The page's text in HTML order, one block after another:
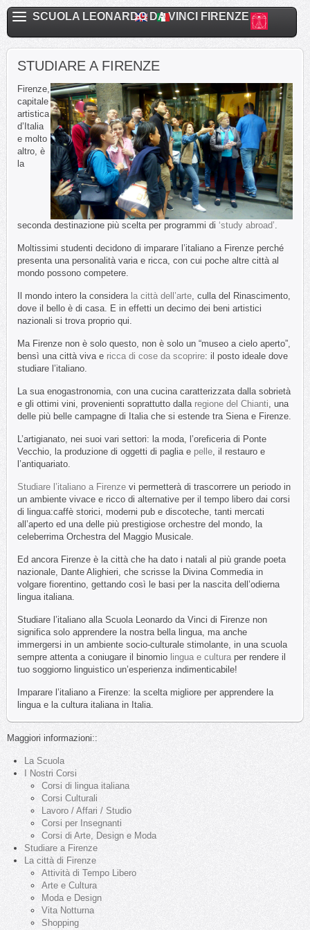
SCUOLA LEONARDO DA VINCI FIRENZE
STUDIARE A FIRENZE
Firenze,
capitale
artistica
d’Italia
e molto
altro, è
la
seconda destinazione più scelta per programmi di ‘study abroad’
Moltissimi studenti decidono di imparare l’italiano a Firenze perché
presenta una personalità varia e ricca, con cui poche altre città al
mondo possono competere.
Il mondo intero la considera la città dell’arte , culla del Rinascimento,
dove il bello è di casa. E in effetti un decimo dei beni artistici
nazionali si trova proprio qui.
Ma Firenze non è solo questo, non è solo un “museo a cielo aperto”,
bensì una città viva e ricca di cose da scoprire: il posto ideale dove
studiare l’italiano.
La sua enogastronomia, con una cucina caratterizzata dalla sobrietà
e gli ottimi vini, provenienti soprattutto dalla regione del Chianti , una
delle più belle campagne di Italia che si estende tra Siena e Firenze.
L’artigianato, nei suoi vari settori: la moda, l’oreficeria di Ponte
Vecchio, la produzione di oggetti di paglia e pelle , il restauro e
l’antiquariato.
Studiare l’italiano a Firenze vi permetterà di trascorrere un periodo in
un ambiente vivace e ricco di alternative per il tempo libero dai corsi
di lingua:caffè storici, moderni pub e discoteche, tanti mercati
all’aperto ed una delle più prestigiose orchestre del mondo, la
celeberrima Orchestra del Maggio Musicale.
Ed ancora Firenze è la città che ha dato i natali al più grande poeta
nazionale, Dante Alighieri, che scrisse la Divina Commedia in
volgare fiorentino, gettando così le basi per la nascita dell’odierna
lingua italiana.
Studiare l’italiano alla Scuola Leonardo da Vinci di Firenze non
significa solo apprendere la nostra bella lingua, ma anche
immergersi in un ambiente socio-culturale stimolante, in una scuola
sempre attenta a coniugare il binomio lingua e cultura per rendere il
tuo soggiorno linguistico un’esperienza indimenticabile!
Imparare l’italiano a Firenze: la scelta migliore per apprendere la
lingua e la cultura italiana in Italia.
Maggiori informazioni::
La Scuola
I Nostri Corsi
Corsi di lingua italiana
Corsi Culturali
Lavoro / Affari / Studio
Corsi per Insegnanti
Corsi di Arte, Design e Moda
Studiare a Firenze
La città di Firenze
Attività di Tempo Libero
Arte e Cultura
Moda e Design
Vita Notturna
Shopping